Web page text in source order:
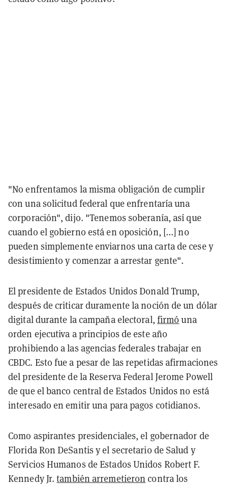
"No enfrentamos la misma obligación de cumplir
con una solicitud federal que enfrentaría una
corporación", dijo. "Tenemos soberanía, así que
cuando el gobierno está en oposición, [...] no
pueden simplemente enviarnos una carta de cese y
desistimiento y comenzar a arrestar gente".
El presidente de Estados Unidos Donald Trump,
después de criticar duramente la noción de un dólar
digital durante la campaña electoral, firmó una
orden ejecutiva a principios de este año
prohibiendo a las agencias federales trabajar en
CBDC. Esto fue a pesar de las repetidas afirmaciones
del presidente de la Reserva Federal Jerome Powell
de que el banco central de Estados Unidos no está
interesado en emitir una para pagos cotidianos.
Como aspirantes presidenciales, el gobernador de
Florida Ron DeSantis y el secretario de Salud y
Servicios Humanos de Estados Unidos Robert F.
Kennedy Jr.también arremetieron contra los